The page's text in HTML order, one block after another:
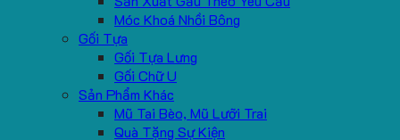
Móc Khoá Nhồi Bông
Gối Tựa
Gối Tựa Lưng
Gối Chữ U
Sản Phẩm Khác
Mũ Tai Bèo, Mũ Lưỡi Trai
Quà Tặng Sự Kiện